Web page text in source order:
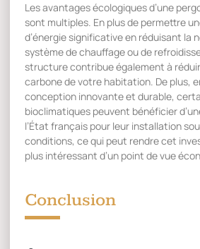
Les avantages écologiques d’une
sont multiples. En plus de permettre
d’énergie significative en réduisant la
système de chauffage ou de
structure contribue également à
carbone de votre habitation. De plus,
conception innovante et durable,
bioclimatiques peuvent bénéficier
l’État français pour leur installation
conditions, ce qui peut rendre cet
plus intéressant d’un point de vue
Conclusion